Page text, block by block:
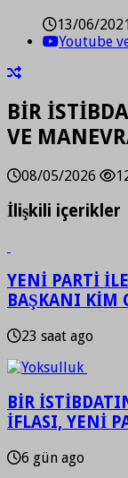
13/06/2021
Youtube
BİR
VE
08/05/2026
İlişkili içerikler
YENİ PARTİ
BAŞKANI KİM
23 saat ago
BİR
İFLASI, YENİ
6 gün ago